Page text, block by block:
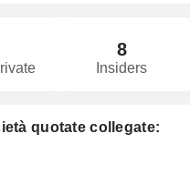
8
Insiders
quotate collegate: